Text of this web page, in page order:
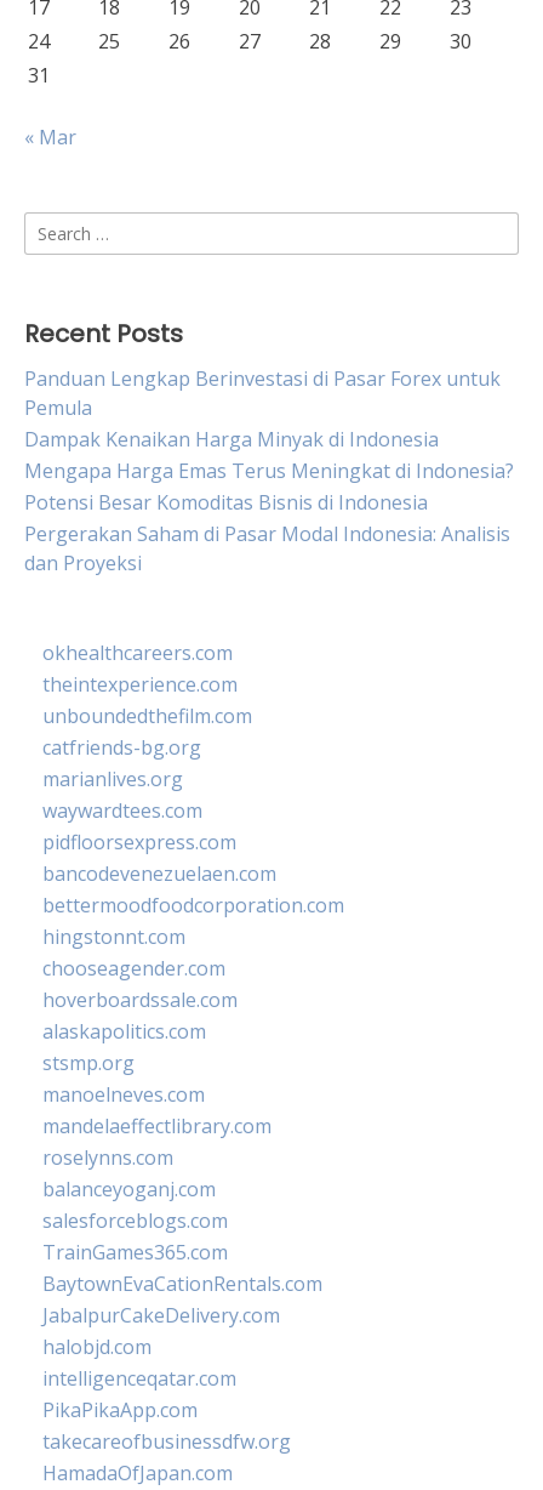
17 18 19 20 21 22
23
24
25 26 27 28 29
30
31
« Mar
Search
for:
Recent Posts
Panduan Lengkap Berinvestasi di Pasar Forex untuk
Pemula
Dampak Kenaikan Harga Minyak di Indonesia
Mengapa Harga Emas Terus Meningkat di Indonesia?
Potensi Besar Komoditas Bisnis di Indonesia
Pergerakan Saham di Pasar Modal Indonesia: Analisis
dan Proyeksi
okhealthcareers.com
theintexperience.com
unboundedthefilm.com
catfriends-bg.org
marianlives.org
waywardtees.com
pidfloorsexpress.com
bancodevenezuelaen.com
bettermoodfoodcorporation.com
hingstonnt.com
chooseagender.com
hoverboardssale.com
alaskapolitics.com
stsmp.org
manoelneves.com
mandelaeffectlibrary.com
roselynns.com
balanceyoganj.com
salesforceblogs.com
TrainGames365.com
BaytownEvaCationRentals.com
JabalpurCakeDelivery.com
halobjd.com
intelligenceqatar.com
PikaPikaApp.com
takecareofbusinessdfw.org
HamadaOfJapan.com